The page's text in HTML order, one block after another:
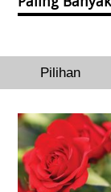
Pilihan